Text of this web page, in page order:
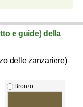
e guide) della
delle zanzariere)
Bronzo